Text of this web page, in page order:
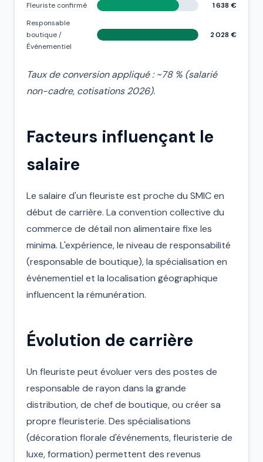
Fleuriste confirmé
1 638 €
Responsable
boutique /
Événementiel
2 028 €
Taux de conversion appliqué : ~78 % (salarié
non-cadre, cotisations 2026).
Facteurs influençant le
salaire
Le salaire d'un fleuriste est proche du SMIC en
début de carrière. La convention collective du
commerce de détail non alimentaire fixe les
minima. L'expérience, le niveau de responsabilité
(responsable de boutique), la spécialisation en
événementiel et la localisation géographique
influencent la rémunération.
Évolution de carrière
Un fleuriste peut évoluer vers des postes de
responsable de rayon dans la grande
distribution, de chef de boutique, ou créer sa
propre fleuristerie. Des spécialisations
(décoration florale d'événements, fleuristerie de
luxe, formation) permettent des revenus